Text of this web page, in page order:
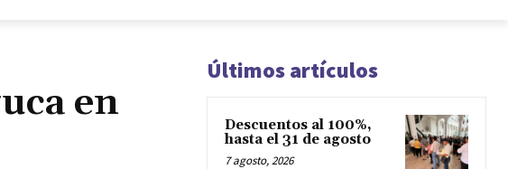
en
Últimos artículos
Descuentos al 100%,
hasta el 31 de agosto
7 agosto, 2026